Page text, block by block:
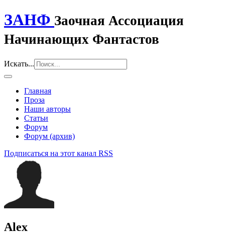
ЗАНФ Заочная Ассоциация
Начинающих Фантастов
Искать...
Главная
Проза
Наши авторы
Статьи
Форум
Форум (архив)
Подписаться на этот канал RSS
Alex